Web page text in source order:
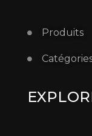
Produits